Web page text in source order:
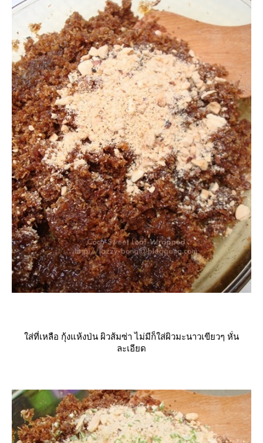
ส่ที่เหลือ กุ้งแห้งป่น ผิวส้มซ่า ไม่มีก็ใส่ผิวมะนาวเขียวๆ หั่น
ละเอียด